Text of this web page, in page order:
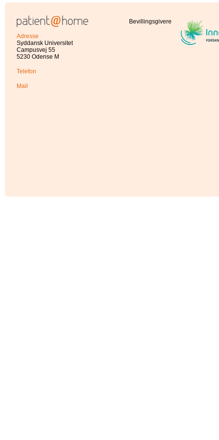
Adresse
Syddansk Universitet
Campusvej 55
5230 Odense M
Telefon
Mail
Bevillingsgivere